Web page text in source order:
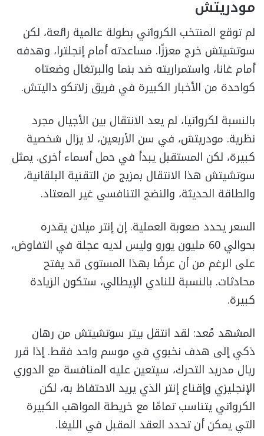
مودريتش
لم توقع المنتخب الكرواتي بطولة عالمية رائعة، لكن
سوتشيتش خرج معززًا. مساعدته أمام إنجلترا، وهدفه
أمام غانا، واستمراريته ضد بنما والبرتغال وضعتاه
كواحدة من الأخبار الكبيرة في فريق زلاتكو داليتش.
بالنسبة لكرواتيا، لم يعد الانتقال بين الأجيال مجرد
نظرية. مودريتش، في سن الأربعين، لا يزال شخصية
كبيرة، لكن المستقبل يبدأ في حمل أسماء أخرى. يمثل
سوتشيتش هذا الانتقال بمزيج من التقنية البلقانية،
والطاقة الحديثة، والنضج التنافسي غير المعتاد.
السعر يحدد صعوبة العملية. إن إنتر ميلان يقدره
بحوالي 60 مليون يورو وليس لديه عجلة في التفاوض،
على الرغم من أن عرضًا بهذا المستوى قد يفتح
محادثات. بالنسبة للنادي الإيطالي، ستكون الزيادة
كبيرة.
المشهد مُعد: لقد انتقل بيتر سوتشيتش من رهان
ذكي إلى هدف نخبوي في موسم واحد فقط. إذا قرر
ريال مدريد التحرك، سيتعين عليه المنافسة مع الدوري
الإنجليزي وإقناع إنتر الذي يريد الاحتفاظ به، لكن
الكرواتي يتناسب تمامًا مع خريطة المواهب الكبيرة
التي يمكن أن تحدد العقد المقبل في الليغا.